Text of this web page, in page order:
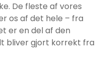
De fleste af vores
os af det hele – fra
er en del af den
bliver gjort korrekt fra